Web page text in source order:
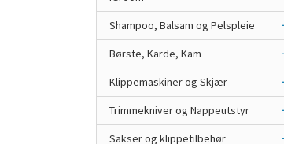
Shampoo, Balsam og Pelspleie
Børste, Karde, Kam
Klippemaskiner og Skjær
Trimmekniver og Nappeutstyr
Sakser og klippetilbehør